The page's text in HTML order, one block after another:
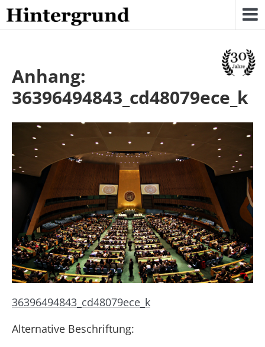
Skip
to
content
Anhang:
36396494843_cd48079ece_k
36396494843_cd48079ece_k
Alternative Beschriftung: